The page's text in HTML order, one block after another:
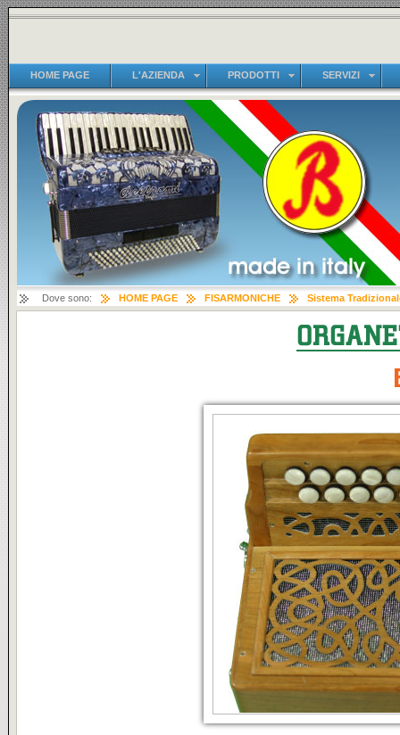
HOME PAGE L'AZIENDA PRODOTTI SERVIZI
Dove sono: HOME PAGE FISARMONICHE Sistema